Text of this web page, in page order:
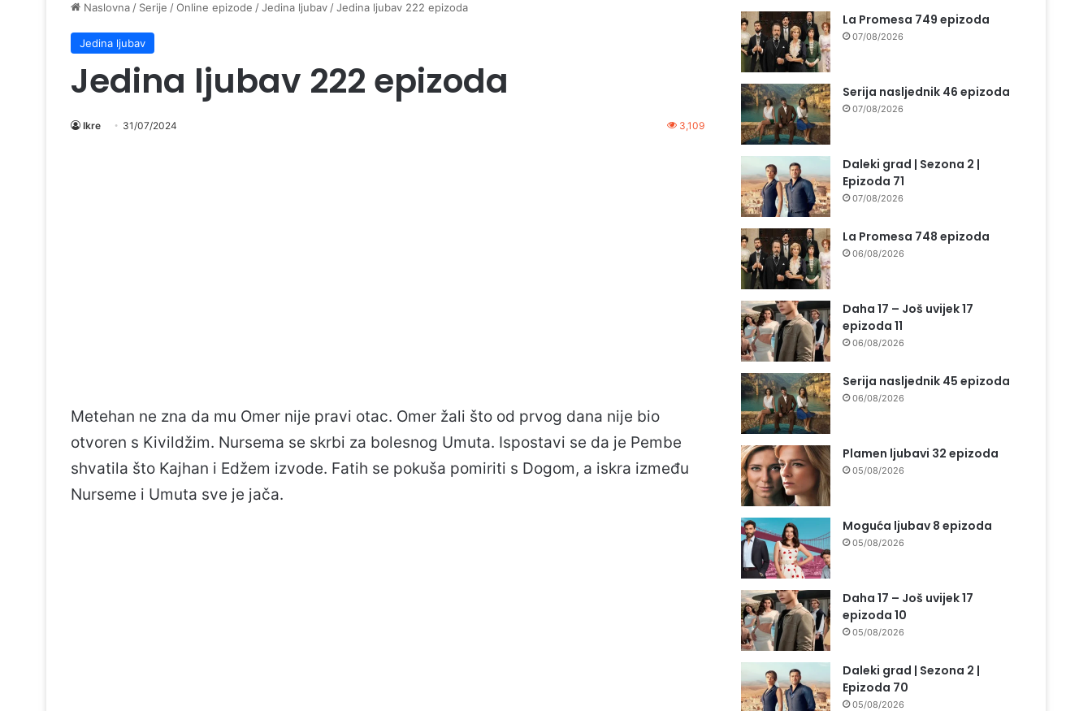
Naslovna / Serije /Online epizode /Jedina ljubav /Jedina ljubav 222 epizoda
Jedina ljubav
Jedina ljubav 222 epizoda
Ikre 31/07/2024 3,109
Metehan ne zna da mu Omer nije pravi otac. Omer žali što od prvog dana nije bio
otvoren s Kivildžim. Nursema se skrbi za bolesnog Umuta. Ispostavi se da je Pembe
shvatila što Kajhan i Edžem izvode. Fatih se pokuša pomiriti s Dogom, a iskra između
Nurseme i Umuta sve je jača.
La Promesa 749 epizoda
07/08/2026
Serija nasljednik 46 epizoda
07/08/2026
Daleki grad | Sezona 2 |
Epizoda 71
07/08/2026
La Promesa 748 epizoda
06/08/2026
Daha 17 – Još uvijek 17
epizoda 11
06/08/2026
Serija nasljednik 45 epizoda
06/08/2026
Plamen ljubavi 32 epizoda
05/08/2026
Moguća ljubav 8 epizoda
05/08/2026
Daha 17 – Još uvijek 17
epizoda 10
05/08/2026
Daleki grad | Sezona 2 |
Epizoda 70
05/08/2026